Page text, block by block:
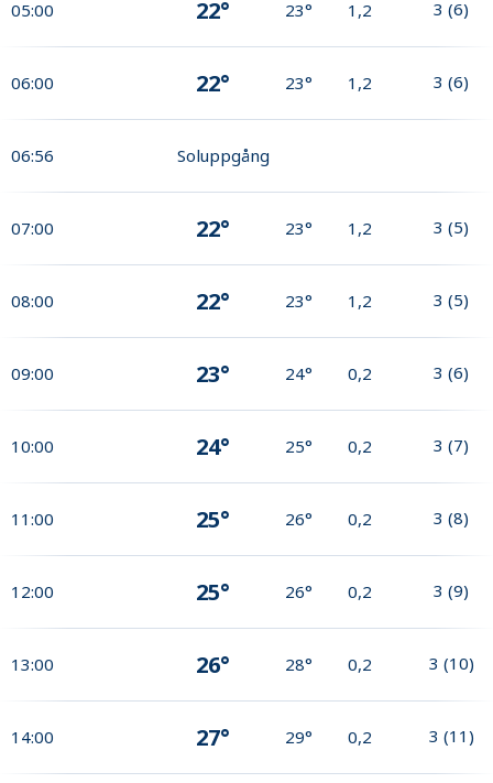
05:00 22° 23° 1,2 3 (6)
06:00 22° 23° 1,2 3 (6)
06:56 Soluppgång
07:00 22° 23° 1,2 3 (5)
08:00 22° 23° 1,2 3 (5)
09:00 23° 24° 0,2 3 (6)
10:00 24° 25° 0,2 3 (7)
11:00 25° 26° 0,2 3 (8)
12:00 25° 26° 0,2 3 (9)
13:00 26° 28° 0,2 3 (10)
14:00 27° 29° 0,2 3 (11)